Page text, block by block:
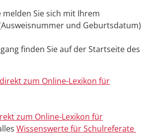
melden Sie sich mit Ihrem
und Geburtsdatum)
finden Sie auf der Startseite des
zum Online-Lexikon für
zum Online-Lexikon für
Wissenswerte für Schulreferate